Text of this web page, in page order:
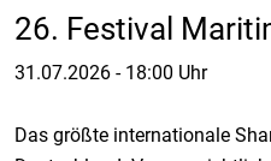
26. Festival
31.07.2026 - 18:00 Uhr
Das größte internationale